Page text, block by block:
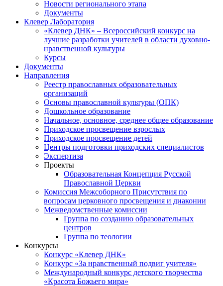
Новости регионального этапа
Документы
Клевер Лаборатория
«Клевер ДНК» – Всероссийский конкурс на
лучшие разработки учителей в области духовно-
нравственной культуры
Курсы
Документы
Направления
Реестр православных образовательных
организаций
Основы православной культуры (ОПК)
Дошкольное образование
Начальное, основное, среднее общее образование
Приходское просвещение взрослых
Приходское просвещение детей
Центры подготовки приходских специалистов
Экспертиза
Проекты
Образовательная Концепция Русской
Православной Церкви
Комиссия Межсоборного Присутствия по
вопросам церковного просвещения и диаконии
Межведомственные комиссии
Группа по созданию образовательных
центров
Группа по теологии
Конкурсы
Конкурс «Клевер ДНК»
Конкурс «За нравственный подвиг учителя»
Международный конкурс детского творчества
«Красота Божьего мира»